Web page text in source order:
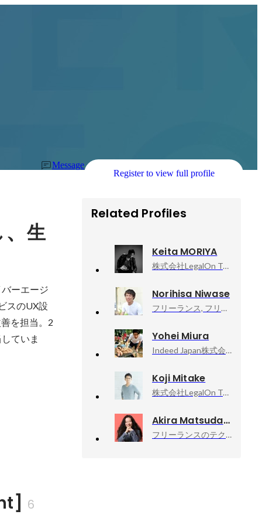
Message
Register to view full profile
、生
ーエージ
スのUX設
を担当。2
ていま
6
Related Profiles
Keita MORIYA
株式会社LegalOn Technologies, プロダクトマネジメントグループ・ゼネラルマネジャー
Norihisa Niwase
フリーランス, フリーランス
Yohei Miura
Indeed Japan株式会社, Director,sals
Koji Mitake
株式会社LegalOn Technologies, マネージャ
Akira Matsuda
フリーランスのテクニカルアドバイザー業, 技術顧問